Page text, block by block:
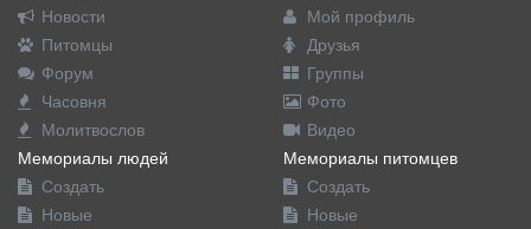
Новости
Питомцы
Форум
Часовня
Молитвослов
Мой профиль
Друзья
Группы
Фото
Видео
Мемориалы людей
Создать
Новые
Мемориалы питомцев
Создать
Новые